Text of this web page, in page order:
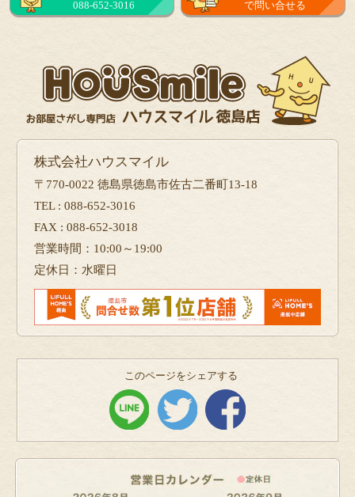
088-652-3016 で問い合せる
株式会社ハウスマイル
〒770-0022 徳島県徳島市佐古二番町13-18
TEL : 088-652-3016
FAX : 088-652-3018
営業時間：10:00～19:00
定休日：水曜日
このページをシェアする